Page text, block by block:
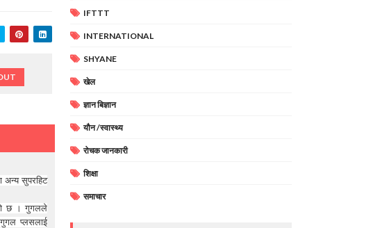
अन्य सुपरहिट
छ । गुगलले
गुगल प्लसलाई
IFTTT
INTERNATIONAL
SHYANE
खेल
ज्ञान बिज्ञान
यौन /स्वास्थ्य
रोचक जानकारी
शिक्षा
समाचार